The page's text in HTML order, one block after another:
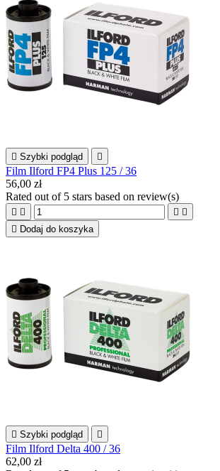
 Szybki podgląd 
Film Ilford FP4 Plus 125 / 36
56,00 zł
Rated out of 5 stars based on review(s)
   
 Dodaj do koszyka
 Szybki podgląd 
Film Ilford Delta 400 / 36
62,00 zł